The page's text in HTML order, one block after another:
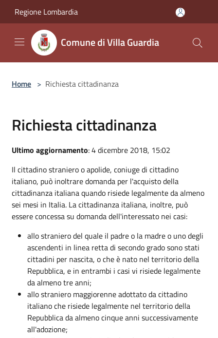
Regione Lombardia
Comune di Villa Guardia
Home > Richiesta cittadinanza
Richiesta cittadinanza
Ultimo aggiornamento: 4 dicembre 2018, 15:02
Il cittadino straniero o apolide, coniuge di cittadino
italiano, può inoltrare domanda per l'acquisto della
cittadinanza italiana quando risiede legalmente da almeno
sei mesi in Italia. La cittadinanza italiana, inoltre, può
essere concessa su domanda dell'interessato nei casi:
allo straniero del quale il padre o la madre o uno degli
ascendenti in linea retta di secondo grado sono stati
cittadini per nascita, o che è nato nel territorio della
Repubblica, e in entrambi i casi vi risiede legalmente
da almeno tre anni;
allo straniero maggiorenne adottato da cittadino
italiano che risiede legalmente nel territorio della
Repubblica da almeno cinque anni successivamente
all'adozione;